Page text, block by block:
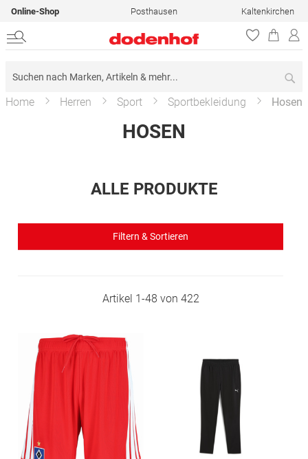
Online-Shop Posthausen Kaltenkirchen
Home Herren Sport Sportbekleidung Hosen
HOSEN
ALLE PRODUKTE
Filtern & Sortieren
Artikel 1-48 von 422